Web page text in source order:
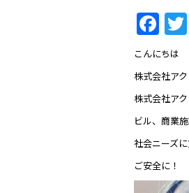
こんにちは
株式会社アク
株式会社ア
ビル、商業
社会ニーズ
ご安全に！